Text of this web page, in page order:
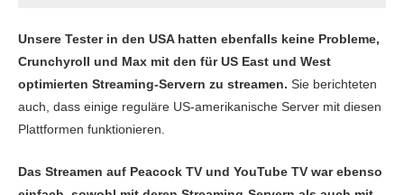
Unsere Tester in den USA hatten ebenfalls keine Probleme,
Crunchyroll und Max mit den für US East und West
optimierten Streaming-Servern zu streamen. Sie berichteten
auch, dass einige reguläre US-amerikanische Server mit diesen
Plattformen funktionieren.
Das Streamen auf Peacock TV und YouTube TV war ebenso